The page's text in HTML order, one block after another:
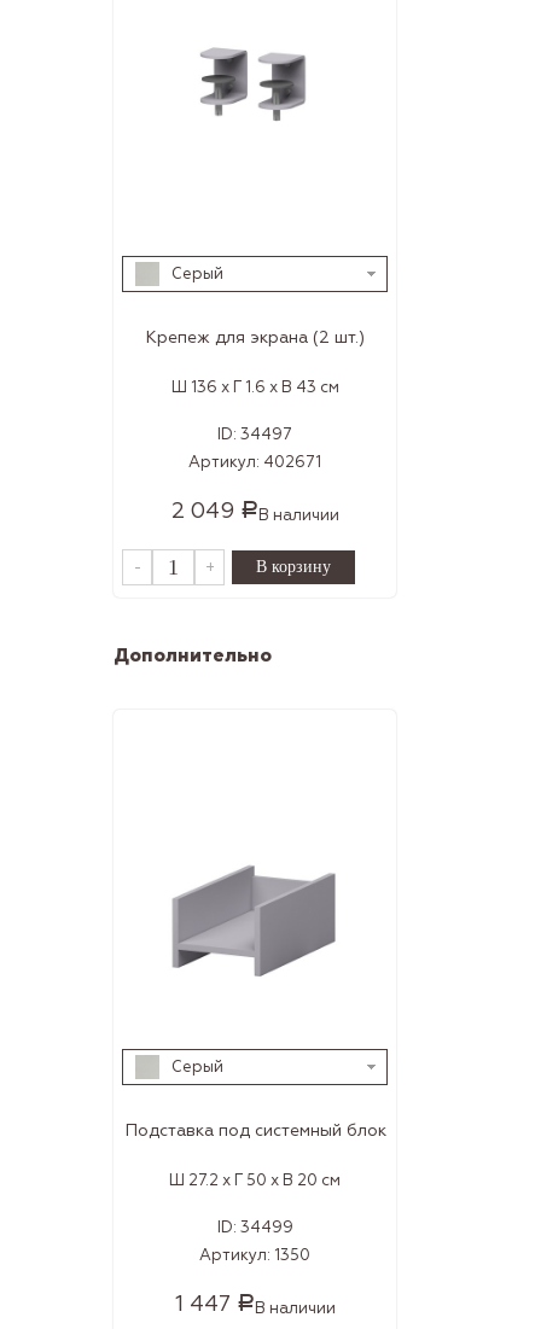
Серый
Крепеж для экрана (2 шт.)
Ш 136 x Г 1.6 x В 43 см
ID: 34497
Артикул: 402671
2 049 Р В наличии
- +
Дополнительно
Серый
Подставка под системный блок
Ш 27.2 x Г 50 x В 20 см
ID: 34499
Артикул: 1350
1 447 РВ наличии